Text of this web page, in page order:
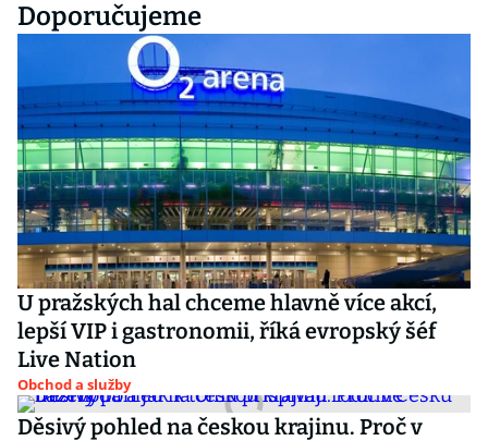
Doporučujeme
U pražských hal chceme hlavně více akcí,
lepší VIP i gastronomii, říká evropský šéf
Live Nation
Obchod a služby
Děsivý pohled na českou krajinu. Proč v